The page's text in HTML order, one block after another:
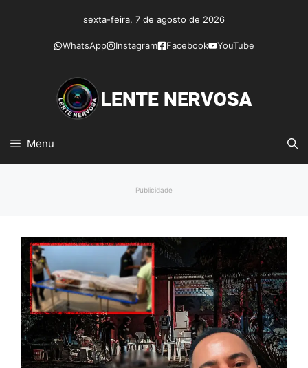
conteúdo
sexta-feira, 7 de agosto de 2026
WhatsApp Instagram Facebook YouTube
Menu
Publicidade